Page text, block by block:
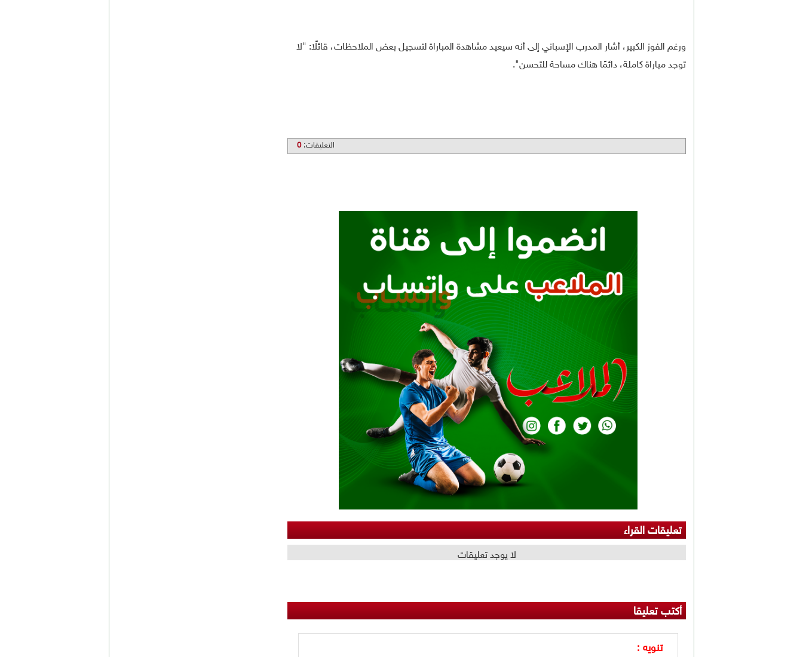
ورغم الفوز الكبير، أشار المدرب الإسباني إلى أنه سيعيد مشاهدة المباراة لتسجيل بعض الملاحظات، قائلًا: "لا
توجد مباراة كاملة، دائمًا هناك مساحة للتحسن".
التعليقات:0
تعليقات القراء
لا يوجد تعليقات
أكتب تعليقا
تنويه :